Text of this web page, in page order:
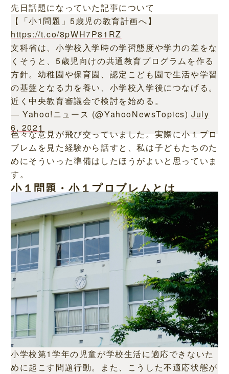
先日話題になっていた記事について
【「小1問題」5歳児の教育計画へ】
https://t.co/8pWH7P81RZ
文科省は、小学校入学時の学習態度や学力の差をな
くそうと、5歳児向けの共通教育プログラムを作る
方針。幼稚園や保育園、認定こども園で生活や学習
の基盤となる力を養い、小学校入学後につなげる。
近く中央教育審議会で検討を始める。
— Yahoo!ニュース (@YahooNewsTopics)July
6, 2021
色々な意見が飛び交っていました。実際に小１プロ
ブレムを見た経験から話すと、私は子どもたちのた
めにそういった準備はしたほうがよいと思っていま
す。
小１問題・小１プロブレムとは
小学校第1学年の児童が学校生活に適応できないた
めに起こす問題行動。また、こうした不適応状態が